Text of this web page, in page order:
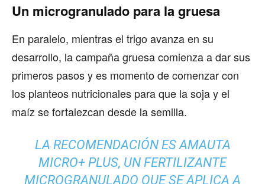
Un microgranulado para la gruesa
En paralelo, mientras el trigo avanza en su
desarrollo, la campaña gruesa comienza a dar sus
primeros pasos y es momento de comenzar con
los planteos nutricionales para que la soja y el
maíz se fortalezcan desde la semilla.
LA RECOMENDACIÓN ES AMAUTA
MICRO+ PLUS, UN FERTILIZANTE
MICROGRANULADO QUE SE APLICA A